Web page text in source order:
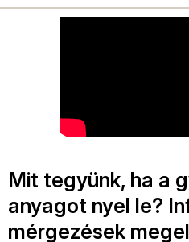
Mit tegyünk, ha a
anyagot nyel le?
mérgezések